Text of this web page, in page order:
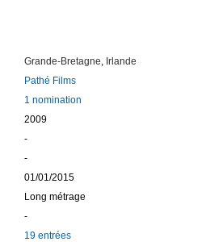
Grande-Bretagne, Irlande
Pathé Films
1 nomination
2009
-
-
01/01/2015
Long métrage
-
19 entrées